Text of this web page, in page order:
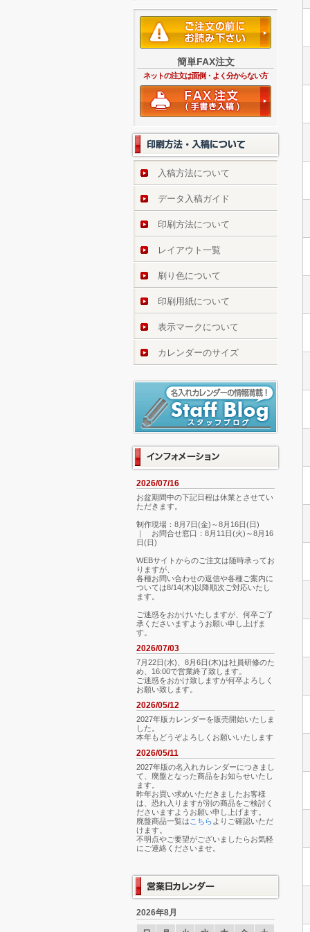
簡単FAX注文
ネットの注文は面倒・よく分からない方
入稿方法について
データ入稿ガイド
印刷方法について
レイアウト一覧
刷り色について
印刷用紙について
表示マークについて
カレンダーのサイズ
2026/07/16
お盆期間中の下記日程は休業とさせてい
ただきます。
制作現場：8月7日(金)～8月16日(日)
｜ お問合せ窓口：8月11日(火)～8月16
日(日)
WEBサイトからのご注文は随時承ってお
りますが、
各種お問い合わせの返信や各種ご案内に
ついては8/14(木)以降順次ご対応いたし
ます。
ご迷惑をおかけいたしますが、何卒ご了
承くださいますようお願い申し上げま
す。
2026/07/03
7月22日(水)、8月6日(木)は社員研修のた
め、16:00で営業終了致します。
ご迷惑をおかけ致しますが何卒よろしく
お願い致します。
2026/05/12
2027年版カレンダーを販売開始いたしま
した。
本年もどうぞよろしくお願いいたします
2026/05/11
2027年版の名入れカレンダーにつきまし
て、廃盤となった商品をお知らせいたし
ます。
昨年お買い求めいただきましたお客様
は、恐れ入りますが別の商品をご検討く
ださいますようお願い申し上げます。
廃盤商品一覧は こちら よりご確認いただ
けます。
不明点やご要望がございましたらお気軽
にご連絡くださいませ。
2026年8月